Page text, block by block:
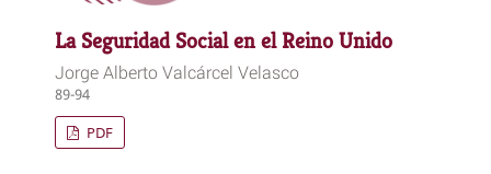
La Seguridad Social en el Reino Unido
Jorge Alberto Valcárcel Velasco
89-94
PDF